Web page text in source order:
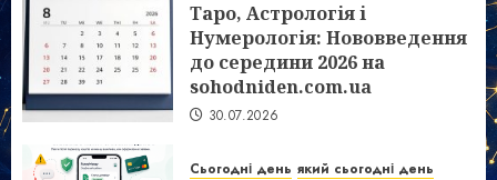
Таро, Астрологія і
Нумерологія: Нововведення
до середини 2026 на
sohodniden.com.ua
30.07.2026
Сьогодні день який сьогодні день